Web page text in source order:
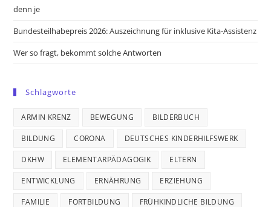
denn je
Bundesteilhabepreis 2026: Auszeichnung für inklusive Kita-Assistenz
Wer so fragt, bekommt solche Antworten
Schlagworte
ARMIN KRENZ BEWEGUNG BILDERBUCH
BILDUNG CORONA DEUTSCHES KINDERHILFSWERK
DKHW ELEMENTARPÄDAGOGIK ELTERN
ENTWICKLUNG ERNÄHRUNG ERZIEHUNG
FAMILIE FORTBILDUNG FRÜHKINDLICHE BILDUNG